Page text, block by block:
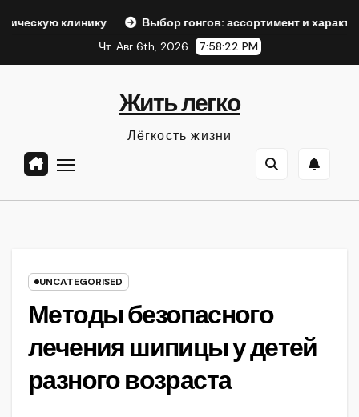
Выбор гонгов: ассортимент и характеристики
Чт. Авг 6th, 2026
7:58:23 PM
Жить легко
Лёгкость жизни
UNCATEGORISED
Методы безопасного
лечения шипицы у детей
разного возраста